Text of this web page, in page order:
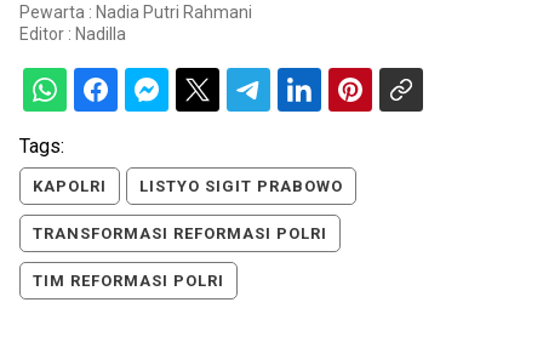
Pewarta : Nadia Putri Rahmani
Editor : Nadilla
Tags:
KAPOLRI LISTYO SIGIT PRABOWO
TRANSFORMASI REFORMASI POLRI
TIM REFORMASI POLRI